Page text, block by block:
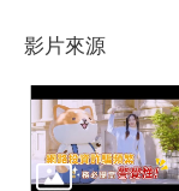
影片來源